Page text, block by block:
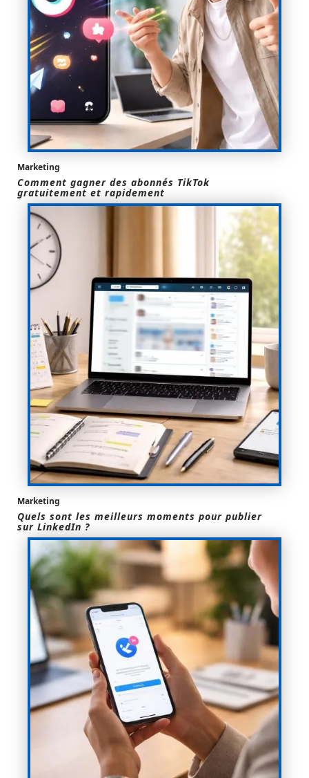
Marketing
Comment gagner des abonnés TikTok
gratuitement et rapidement
Marketing
Quels sont les meilleurs moments pour publier
sur LinkedIn ?